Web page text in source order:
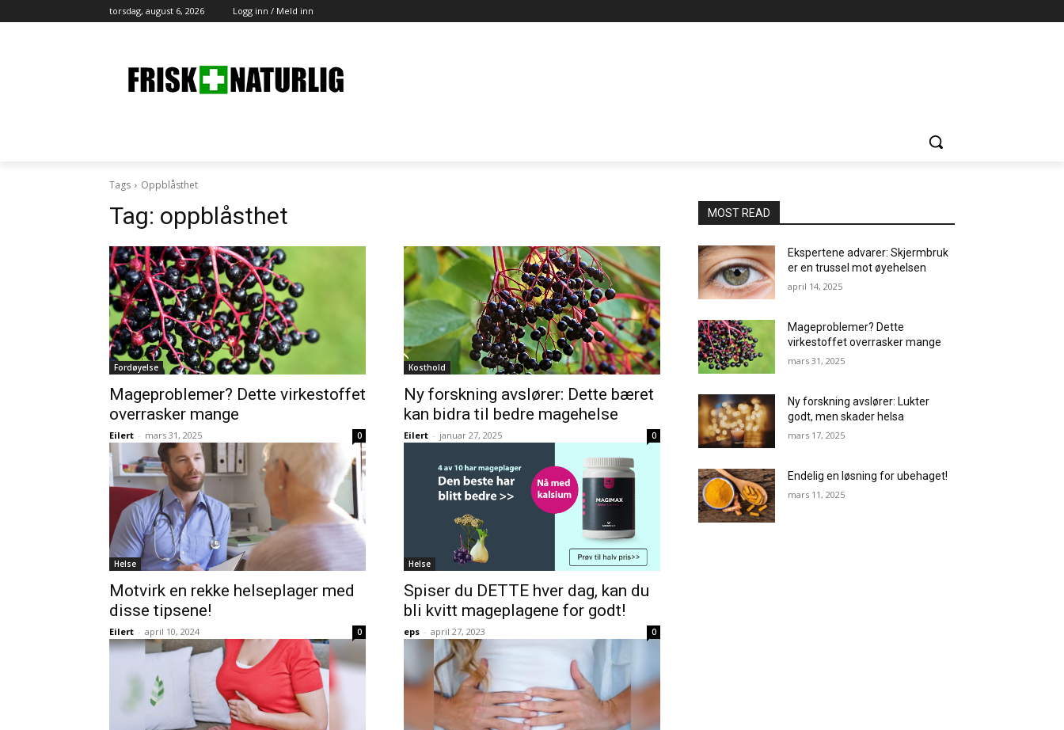
torsdag, august 6, 2026 Logg inn / Meld inn
Tags Oppblåsthet
Tag: oppblåsthet
Fordøyelse
Mageproblemer? Dette virkestoffet
overrasker mange
Eilert - mars 31, 2025 0
Kosthold
Ny forskning avslører: Dette bæret
kan bidra til bedre magehelse
Eilert - januar 27, 2025 0
Helse
Motvirk en rekke helseplager med
disse tipsene!
Eilert - april 10, 2024 0
Helse
Spiser du DETTE hver dag, kan du
bli kvitt mageplagene for godt!
eps - april 27, 2023 0
MOST READ
Ekspertene advarer: Skjermbruk
er en trussel mot øyehelsen
april 14, 2025
Mageproblemer? Dette
virkestoffet overrasker mange
mars 31, 2025
Ny forskning avslører: Lukter
godt, men skader helsa
mars 17, 2025
Endelig en løsning for ubehaget!
mars 11, 2025